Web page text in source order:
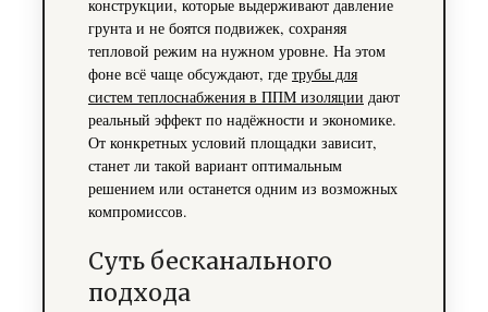
конструкции, которые выдерживают давление
грунта и не боятся подвижек, сохраняя
тепловой режим на нужном уровне. На этом
фоне всё чаще обсуждают, где трубы для
систем теплоснабжения в ППМ изоляции дают
реальный эффект по надёжности и экономике.
От конкретных условий площадки зависит,
станет ли такой вариант оптимальным
решением или останется одним из возможных
компромиссов.
Суть бесканального
подхода